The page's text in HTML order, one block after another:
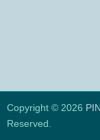
Copyright © 2026
Reserved.